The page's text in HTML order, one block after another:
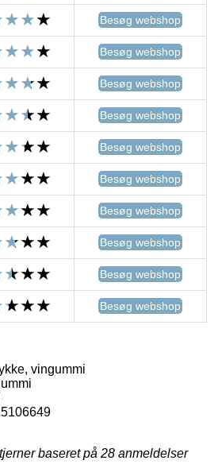
Besøg webshop
Besøg webshop
Besøg webshop
Besøg webshop
Besøg webshop
Besøg webshop
Besøg webshop
Besøg webshop
Besøg webshop
Besøg webshop
vingummi
baseret på 28 anmeldelser